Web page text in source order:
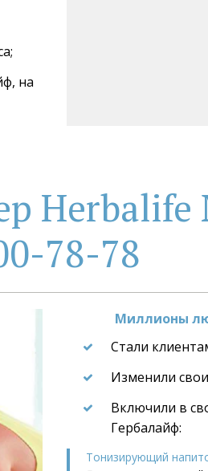
на
78-78
Миллионы
Стали
Изменили
Включили в
Гербалайф:
Тонизирующий